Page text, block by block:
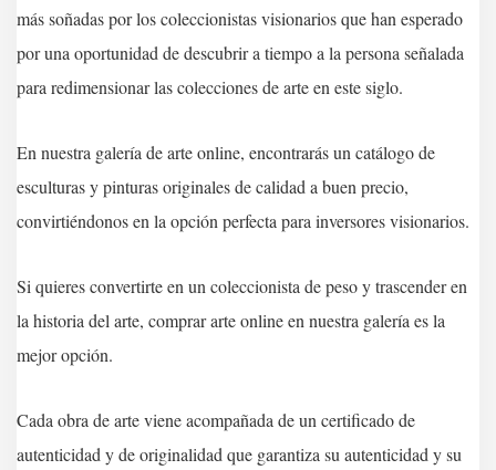
más soñadas por los coleccionistas visionarios que han esperado
por una oportunidad de descubrir a tiempo a la persona señalada
para redimensionar las colecciones de arte en este siglo.
En nuestra galería de arte online, encontrarás un catálogo de
esculturas y pinturas originales de calidad a buen precio,
convirtiéndonos en la opción perfecta para inversores visionarios.
Si quieres convertirte en un coleccionista de peso y trascender en
la historia del arte, comprar arte online en nuestra galería es la
mejor opción.
Cada obra de arte viene acompañada de un certificado de
autenticidad y de originalidad que garantiza su autenticidad y su